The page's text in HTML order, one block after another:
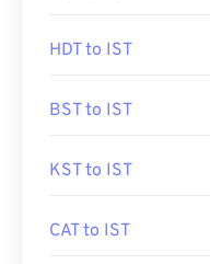
HDT to IST
BST to IST
KST to IST
CAT to IST